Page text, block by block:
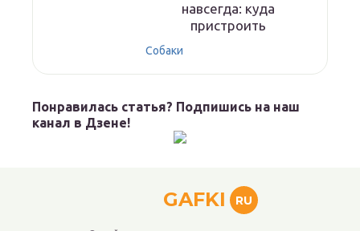
навсегда: куда
пристроить
Собаки
Понравилась статья? Подпишись на наш
канал в Дзене!
GAFKI RU